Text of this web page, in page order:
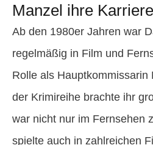
Manzel ihre
Ab den 1980er Jahren war
regelmäßig in Film und
Rolle als Hauptkommissarin
der Krimireihe brachte ihr
war nicht nur im Fernsehen
spielte auch in zahlreichen